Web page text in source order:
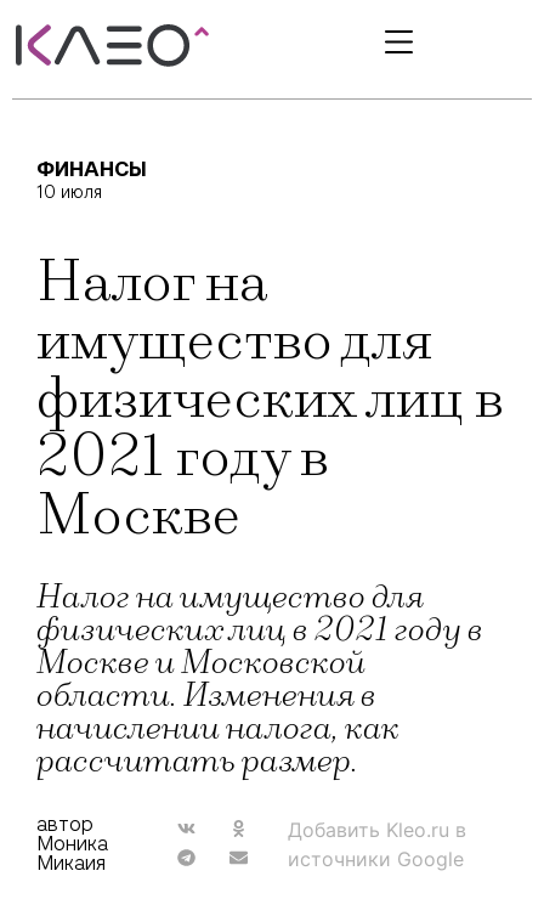
ФИНАНСЫ
10 июля
Налог на
имущество для
физических лиц в
2021 году в
Москве
Налог на имущество для
физических лиц в 2021 году в
Москве и Московской
области. Изменения в
начислении налога, как
рассчитать размер.
автор
Моника
Микаия
Добавить Kleo.ru в
источники Google